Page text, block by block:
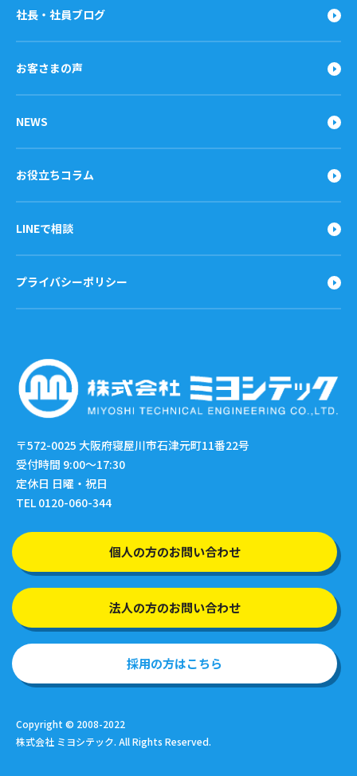
社長・社員ブログ
お客さまの声
NEWS
お役立ちコラム
LINEで相談
プライバシーポリシー
〒572-0025 大阪府寝屋川市石津元町11番22号
受付時間 9:00〜17:30
定休日 日曜・祝日
TEL 0120-060-344
個人の方のお問い合わせ
法人の方のお問い合わせ
採用の方はこちら
Copyright © 2008-2022
株式会社 ミヨシテック. All Rights Reserved.